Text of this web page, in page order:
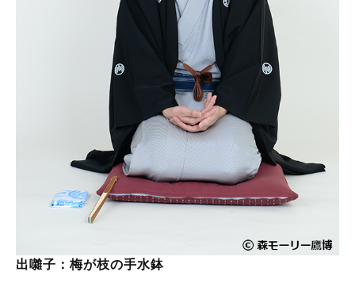
出囃子：梅が枝の手水鉢